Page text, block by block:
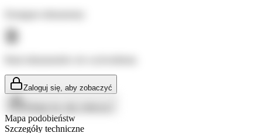
Zaloguj się, aby zobaczyć
Mapa podobieństw
Szczegóły techniczne